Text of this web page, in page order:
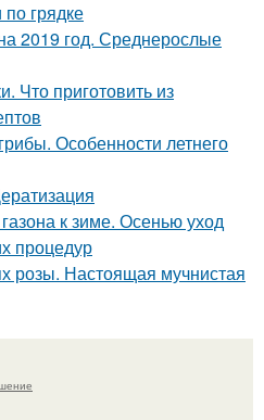
грядке
2019 год. Среднерослые
Что приготовить из
Особенности летнего
к зиме. Осенью уход
процедур
розы. Настоящая мучнистая